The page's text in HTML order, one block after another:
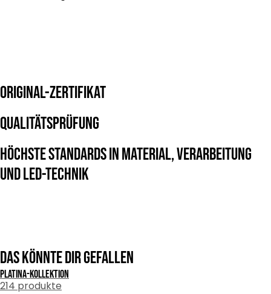
Original-Zertifikat
Qualitätsprüfung
Höchste Standards in Material, Verarbeitung
und LED-Technik
Das könnte dir gefallen
Platina-kollektion
214 produkte